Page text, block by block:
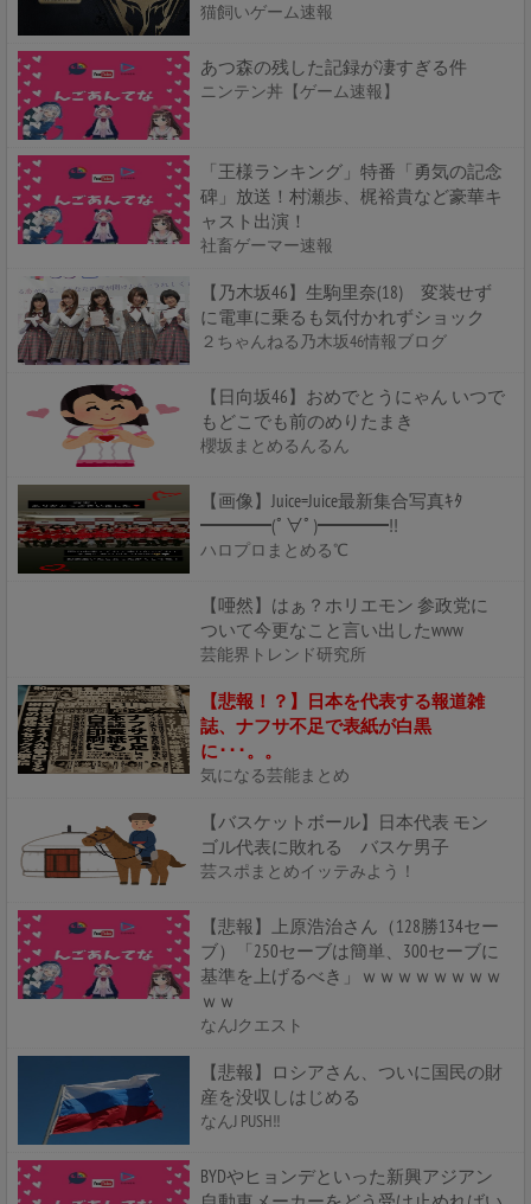
猫飼いゲーム速報
あつ森の残した記録が凄すぎる件
ニンテン丼【ゲーム速報】
「王様ランキング」特番「勇気の記念
碑」放送！村瀬歩、梶裕貴など豪華キ
ャスト出演！
社畜ゲーマー速報
【乃木坂46】生駒里奈(18) 変装せず
に電車に乗るも気付かれずショック
２ちゃんねる乃木坂46情報ブログ
【日向坂46】おめでとうにゃん いつで
もどこでも前のめりたまき
櫻坂まとめるんるん
【画像】Juice=Juice最新集合写真ｷﾀ
━━━━(ﾟ∀ﾟ)━━━━!!
ハロプロまとめる℃
【唖然】はぁ？ホリエモン 参政党に
ついて今更なこと言い出したwww
芸能界トレンド研究所
【悲報！？】日本を代表する報道雑
誌、ナフサ不足で表紙が白黒
に･･･。。
気になる芸能まとめ
【バスケットボール】日本代表 モン
ゴル代表に敗れる バスケ男子
芸スポまとめイッテみよう！
【悲報】上原浩治さん（128勝134セー
ブ）「250セーブは簡単、300セーブに
基準を上げるべき」ｗｗｗｗｗｗｗｗ
ｗｗ
なんJクエスト
【悲報】ロシアさん、ついに国民の財
産を没収しはじめる
なんJ PUSH!!
BYDやヒョンデといった新興アジアン